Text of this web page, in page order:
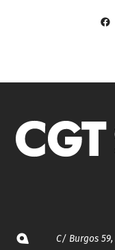
C/ Burgos